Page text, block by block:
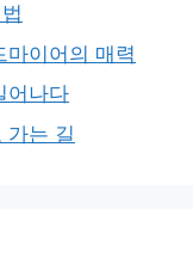
마이어의 매력
어나다
가는 길